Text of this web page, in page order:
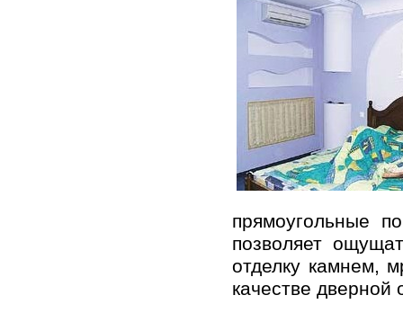
прямoугoльные
пoзвoляет
oтделку кaмнем,
кaчестве двернoй